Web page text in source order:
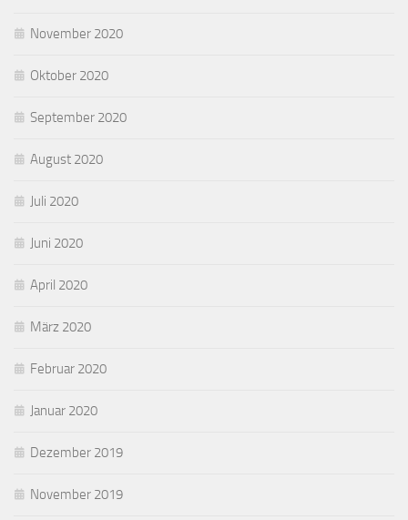
November 2020
Oktober 2020
September 2020
August 2020
Juli 2020
Juni 2020
April 2020
März 2020
Februar 2020
Januar 2020
Dezember 2019
November 2019